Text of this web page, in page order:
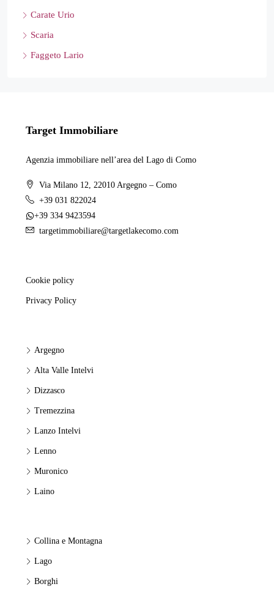
Carate Urio
Scaria
Faggeto Lario
Target Immobiliare
Agenzia immobiliare nell’area del Lago di Como
Via Milano 12, 22010 Argegno – Como
+39 031 822024
+39 334 9423594
targetimmobiliare@targetlakecomo.com
Cookie policy
Privacy Policy
Argegno
Alta Valle Intelvi
Dizzasco
Tremezzina
Lanzo Intelvi
Lenno
Muronico
Laino
Collina e Montagna
Lago
Borghi